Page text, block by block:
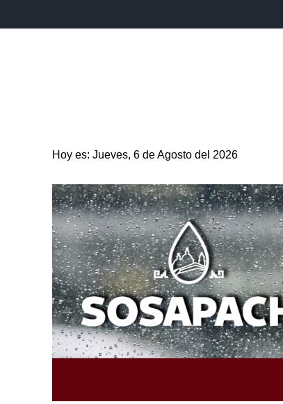
ENTRETENIMIENTO SALUD DEPORTES
Hoy es: Jueves, 6 de Agosto del 2026